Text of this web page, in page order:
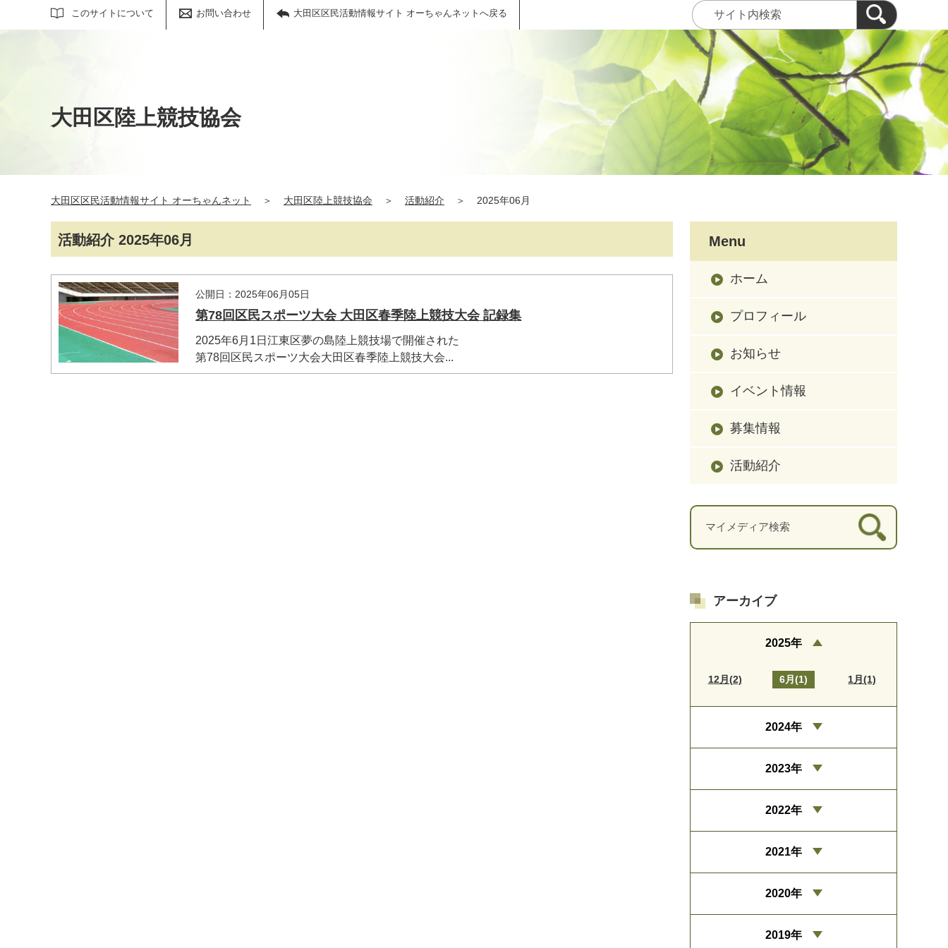
このサイトについて お問い合わせ 大田区区民活動情報サイト オーちゃんネットへ戻る
サイト内検索
大田区陸上競技協会
大田区区民活動情報サイト オーちゃんネット ＞ 大田区陸上競技協会 ＞ 活動紹介 ＞ 2025年06月
活動紹介 2025年06月
公開日：2025年06月05日
第78回区民スポーツ大会 大田区春季陸上競技大会 記録集
2025年6月1日江東区夢の島陸上競技場で開催された
第78回区民スポーツ大会大田区春季陸上競技大会...
Menu
ホーム
プロフィール
お知らせ
イベント情報
募集情報
活動紹介
アーカイブ
2025年
12月(2) 6月(1) 1月(1)
2024年
2023年
2022年
2021年
2020年
2019年